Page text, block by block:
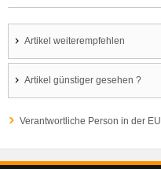
Artikel weiterempfehlen
Artikel günstiger gesehen ?
Verantwortliche Person in der EU